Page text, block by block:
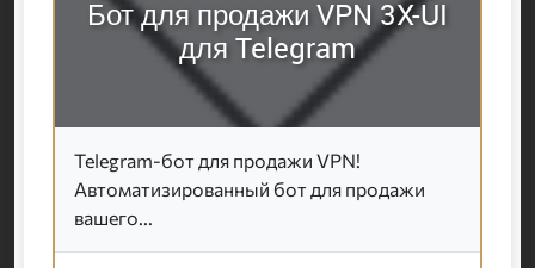
Бот для продажи VPN 3X-UI
для Telegram
Telegram-бот для продажи VPN!
Автоматизированный бот для продажи
вашего...